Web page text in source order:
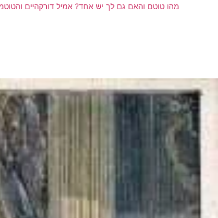
מהו טוטם והאם גם לך יש אחד? אמיל דורקהיים